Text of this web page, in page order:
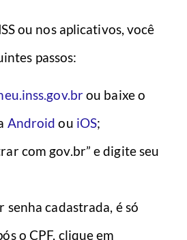
ou nos aplicativos, você
passos:
ou baixe o
Android ou iOS;
com gov.br” e digite seu
senha cadastrada, é só
o CPF, clique em